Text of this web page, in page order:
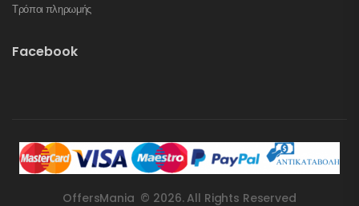
Τρόποι πληρωμής
Facebook
OffersMania © 2026. All Rights Reserved